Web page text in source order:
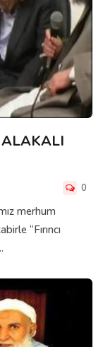
ALAKALI
0
merhum
“Fırıncı